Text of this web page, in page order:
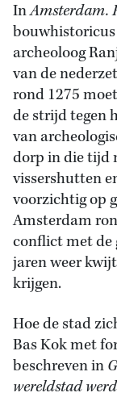
InAmsterdam.
archeoloog
van de
rond 1275
de strijd tegen
van
dorp in die tijd
vissershutten
voorzichtig op
Amsterdam
conflict met de
jaren weer
krijgen.
Hoe de stad
Bas Kok met
beschreven in
wereldstadwerd